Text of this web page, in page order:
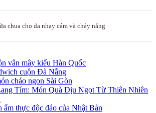
chua cho da nhạy cảm và cháy nắng
vân mây kiểu Hàn Quốc
cuộn Đà Nẵng
cháo ngon Sài Gòn
Tím: Món Quà Dịu Ngọt Từ Thiên Nhiên
ẩm thực độc đáo của Nhật Bản